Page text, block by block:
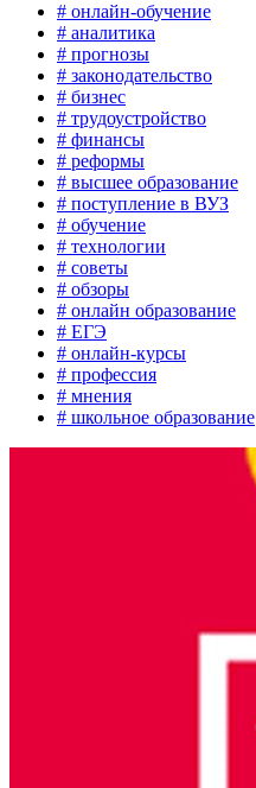
# онлайн-обучение
# аналитика
# прогнозы
# законодательство
# бизнес
# трудоустройство
# финансы
# реформы
# высшее образование
# поступление в ВУЗ
# обучение
# технологии
# советы
# обзоры
# онлайн образование
# ЕГЭ
# онлайн-курсы
# профессия
# мнения
# школьное образование